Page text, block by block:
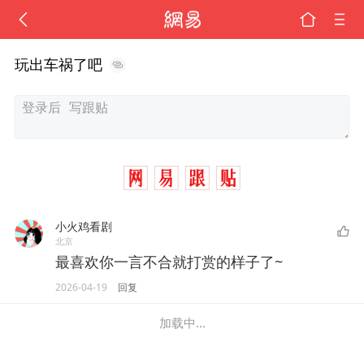
玩出车祸了吧
小火鸡看剧
北京
最喜欢你一言不合就打赏的样子了~
2026-04-19 回复
加载中...